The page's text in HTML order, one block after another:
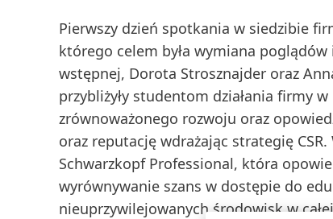
Pierwszy dzień spotkania w siedzibie
którego celem była wymiana poglądów
wstępnej, Dorota Strosznajder oraz
przybliżyły studentom działania firmy
zrównoważonego rozwoju oraz
oraz reputację wdrażając strategię
Schwarzkopf Professional, która
wyrównywanie szans w dostępie do
nieuprzywilejowanych środowisk w